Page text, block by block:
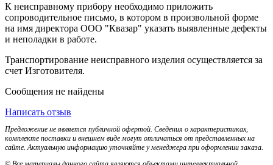
К неисправному прибору необходимо приложить
сопроводительное письмо, в котором в произвольной форме
на имя директора ООО "Квазар" указать выявленные дефекты
и неполадки в работе.
Транспортирование неисправного изделия осуществляется за
счет Изготовителя.
Сообщения не найдены
Написать отзыв
Предложение не является публичной офертой. Сведения о характеристиках,
комплекте поставки и внешнем виде могут отличаться от представленных на
сайте. Актуальную информацию уточняйте у менеджера при оформлении заказа.